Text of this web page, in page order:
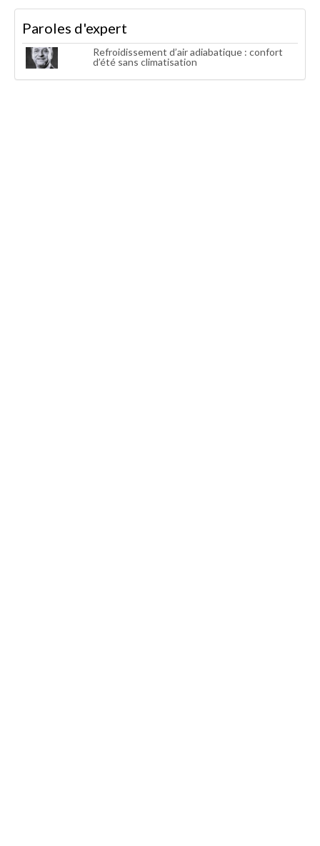
Paroles d'expert
Refroidissement d’air adiabatique : confort
d’été sans climatisation